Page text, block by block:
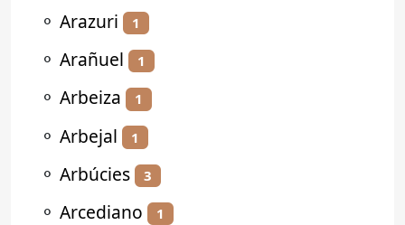
⚬ Arazuri 1
⚬ Arañuel 1
⚬ Arbeiza 1
⚬ Arbejal 1
⚬ Arbúcies 3
⚬ Arcediano 1